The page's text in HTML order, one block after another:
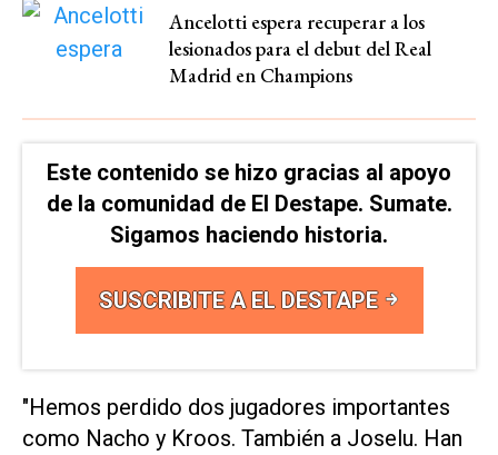
Ancelotti espera recuperar a los
lesionados para el debut del Real
Madrid en Champions
Este contenido se hizo gracias al apoyo
de la comunidad de El Destape. Sumate.
Sigamos haciendo historia.
SUSCRIBITE A EL DESTAPE
"Hemos perdido dos jugadores importantes
como Nacho y Kroos. También a Joselu. Han